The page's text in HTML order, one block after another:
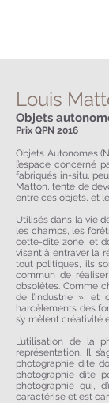
Louis
Objets
Prix QPN 2016
Objets Autonomes
l’espace concerné
fabriqués in-situ,
Matton, tente de
entre ces objets, et
Utilisés dans la vie
les champs, les
cette-dite zone, et
visant à entraver la
tout politiques, ils
commun de
obsolètes. Comme
de l’industrie », et
harcèlements des
s’y mêlent créativité
L’utilisation de la
représentation. Il
photographie dite
photographie dite
photographie qui,
caractérise et est